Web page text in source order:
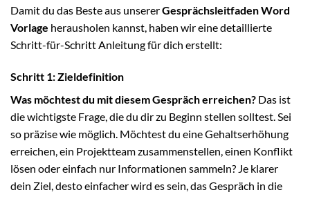
Damit du das Beste aus unsererGesprächsleitfaden Word
Vorlage herausholen kannst, haben wir eine detaillierte
Schritt-für-Schritt Anleitung für dich erstellt:
Schritt 1: Zieldefinition
Was möchtest du mit diesem Gespräch erreichen? Das ist
die wichtigste Frage, die du dir zu Beginn stellen solltest. Sei
so präzise wie möglich. Möchtest du eine Gehaltserhöhung
erreichen, ein Projektteam zusammenstellen, einen Konflikt
lösen oder einfach nur Informationen sammeln? Je klarer
dein Ziel, desto einfacher wird es sein, das Gespräch in die